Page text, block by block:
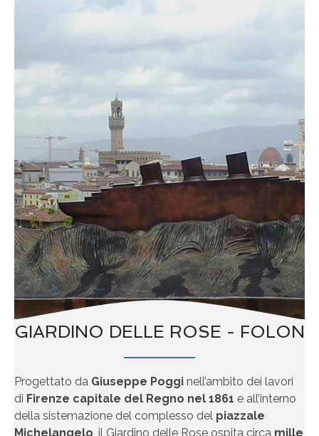
GIARDINO DELLE ROSE - FOLON
Progettato da Giuseppe Poggi nell’ambito dei lavori
di Firenze capitale del Regno nel 1861 e all’interno
della sistemazione del complesso del piazzale
Michelangelo , il Giardino delle Rose ospita circa mille